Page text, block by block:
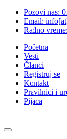
Pozovi nas:
Email:
Radno
Početna
Vesti
Članci
Registruj se
Kontakt
Pravilnici i
Pijaca